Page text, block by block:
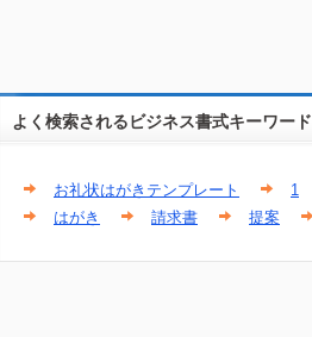
よく検索されるビジネス書式キーワード
お礼状はがきテンプレート 1
はがき
請求書 提案